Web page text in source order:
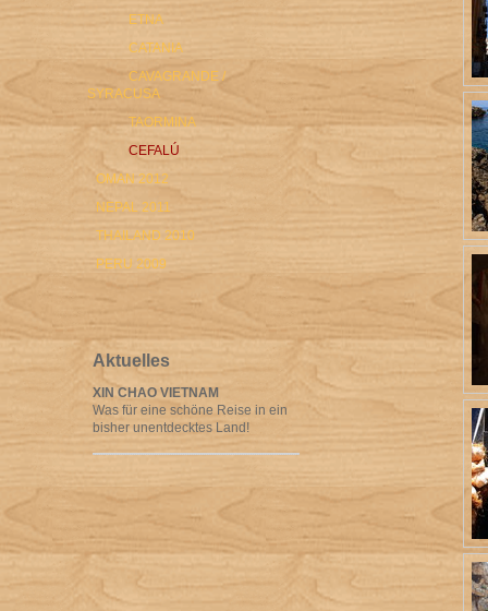
ETNA
CATANIA
CAVAGRANDE /
SYRACUSA
TAORMINA
CEFALÚ
OMAN 2012
NEPAL 2011
THAILAND 2010
PERU 2009
Aktuelles
XIN CHAO VIETNAM
Was für eine schöne Reise in ein
bisher unentdecktes Land!